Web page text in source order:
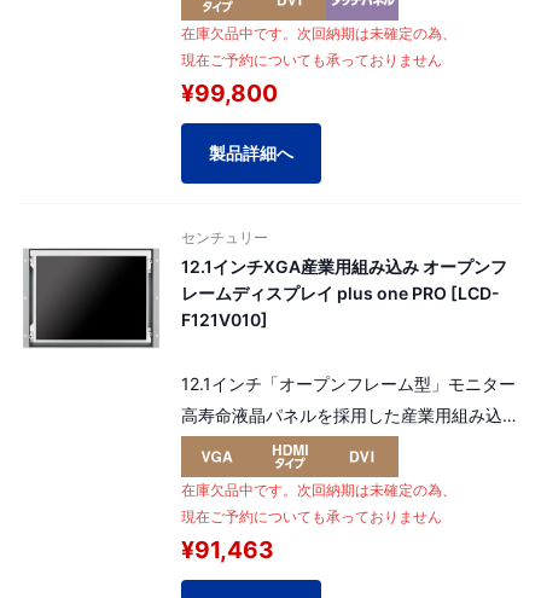
（4:3）。
[ パネル番号：15884 ]
在庫欠品中です。次回納期は未確定の為、
現在ご予約についても承っておりません
¥99,800
製品詳細へ
センチュリー
12.1インチXGA産業用組み込み オープンフ
レームディスプレイ plus one PRO [LCD-
F121V010]
12.1インチ「オープンフレーム型」モニター
高寿命液晶パネルを採用した産業用組み込み
モデル。 解像度：XGA 1024 x 768pixel
（4:3）。
[ パネル番号：14173 ]
在庫欠品中です。次回納期は未確定の為、
現在ご予約についても承っておりません
¥91,463